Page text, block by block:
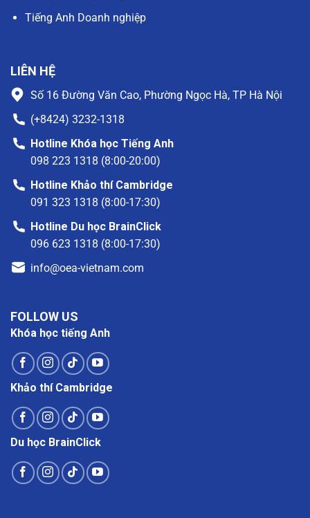
Tiếng Anh Doanh nghiệp
LIÊN HỆ
Số 16 Đường Văn Cao, Phường Ngọc Hà, TP Hà Nội
(+8424) 3232-1318
Hotline Khóa học Tiếng Anh
098 223 1318 (8:00-20:00)
Hotline Khảo thí Cambridge
091 323 1318 (8:00-17:30)
Hotline Du học BrainClick
096 623 1318 (8:00-17:30)
info@oea-vietnam.com
FOLLOW US
Khóa học tiếng Anh
Khảo thí Cambridge
Du học BrainClick